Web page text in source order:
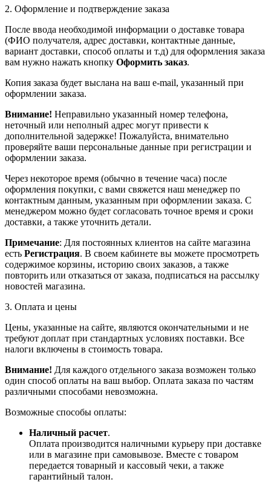
2. Оформление и подтверждение заказа
После ввода необходимой информации о доставке товара
(ФИО получателя, адрес доставки, контактные данные,
вариант доставки, способ оплаты и т.д) для оформления заказа
вам нужно нажать кнопку Оформить заказ.
Копия заказа будет выслана на ваш e-mail, указанный при
оформлении заказа.
Внимание! Неправильно указанный номер телефона,
неточный или неполный адрес могут привести к
дополнительной задержке! Пожалуйста, внимательно
проверяйте ваши персональные данные при регистрации и
оформлении заказа.
Через некоторое время (обычно в течение часа) после
оформления покупки, с вами свяжется наш менеджер по
контактным данным, указанным при оформлении заказа. С
менеджером можно будет согласовать точное время и сроки
доставки, а также уточнить детали.
Примечание: Для постоянных клиентов на сайте магазина
есть Регистрация. В своем кабинете вы можете просмотреть
содержимое корзины, историю своих заказов, а также
повторить или отказаться от заказа, подписаться на рассылку
новостей магазина.
3. Оплата и цены
Цены, указанные на сайте, являются окончательными и не
требуют доплат при стандартных условиях поставки. Все
налоги включены в стоимость товара.
Внимание! Для каждого отдельного заказа возможен только
один способ оплаты на ваш выбор. Оплата заказа по частям
различными способами невозможна.
Возможные способы оплаты:
Наличный расчет.
Оплата производится наличными курьеру при доставке
или в магазине при самовывозе. Вместе с товаром
передается товарный и кассовый чеки, а также
гарантийный талон.